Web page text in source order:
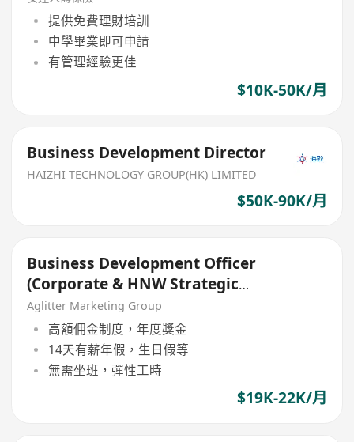
提供免費理財培訓
中學畢業即可申請
有管理經驗更佳
$10K-50K/月
Business Development Director
HAIZHI TECHNOLOGY GROUP(HK) LIMITED
$50K-90K/月
Business Development Officer
(Corporate & HNW Strategic
Growth)
Aglitter Marketing Group
高額佣金制度，年度獎金
14天有薪年假，生日假等
無需坐班，彈性工時
$19K-22K/月